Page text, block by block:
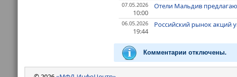
07.05.2026
10:00
Отели Мальдив
06.05.2026
19:44
Российский рынок акций
Комментарии отключены.